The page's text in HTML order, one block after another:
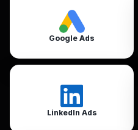
Google Ads
LinkedIn Ads